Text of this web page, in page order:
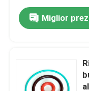
Miglior